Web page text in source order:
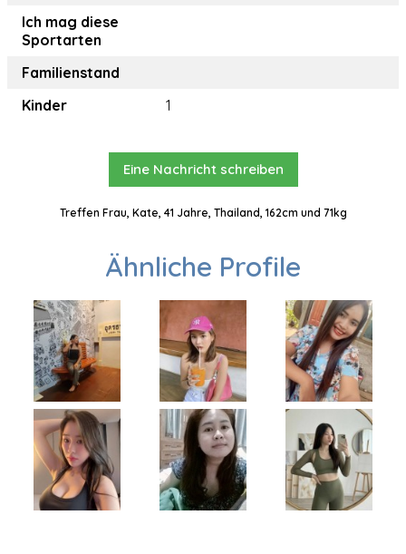
Ich mag diese
Sportarten
Familienstand
Kinder
1
Eine Nachricht schreiben
Treffen Frau, Kate, 41 Jahre, Thailand, 162cm und 71kg
Ähnliche Profile